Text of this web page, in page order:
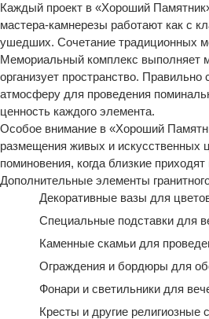
Каждый проект в «Хороший
мастера-камнерезы работают как с
ушедших. Сочетание традиционных
Мемориальный комплекс выполняет
организует пространство.
атмосферу для проведения
ценность каждого элемента.
Особое внимание в «Хороший
размещения живых и искусственных
поминовения, когда близкие
Дополнительные элементы
Декоративные вазы для
Специальные подставки для
Каменные скамьи для
Ограждения и бордюры для
Фонари и светильники для
Кресты и другие религиозные